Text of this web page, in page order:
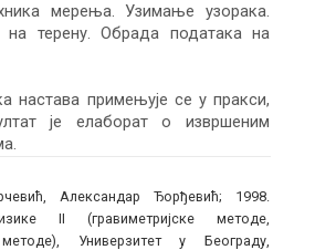
мерења. Узимање узорака.
на терену. Обрада података на
настава примењује се у пракси,
је елаборат о извршеним
Александар Ђорђевић; 1998.
II (гравиметријске методе,
методе), Универзитет у Београду,